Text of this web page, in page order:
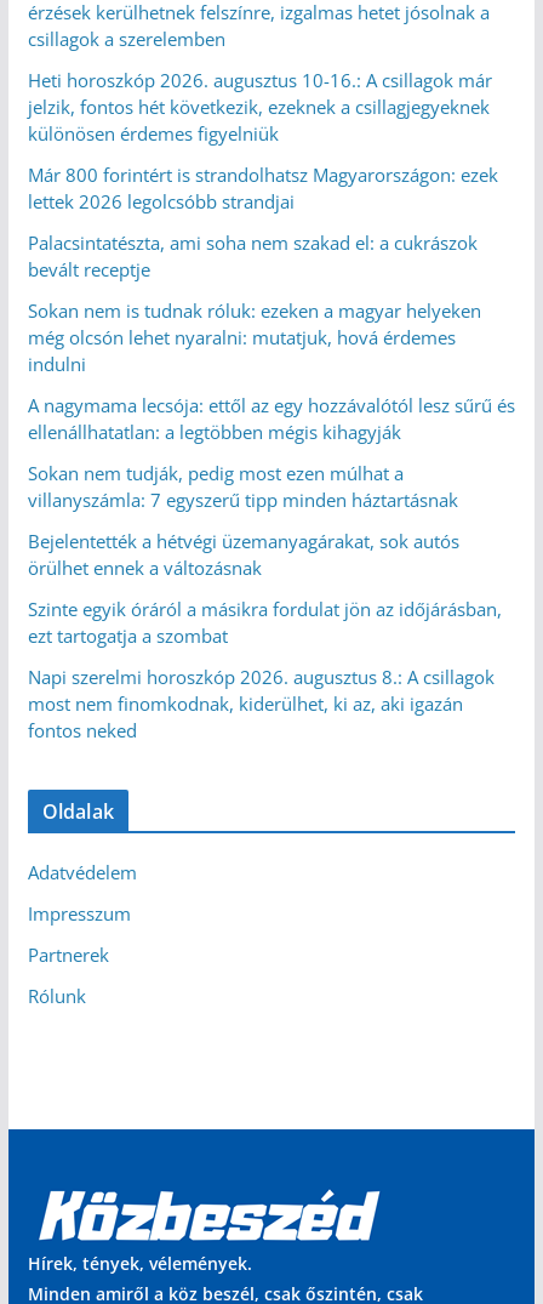
érzések kerülhetnek felszínre, izgalmas hetet jósolnak a
csillagok a szerelemben
Heti horoszkóp 2026. augusztus 10-16.: A csillagok már
jelzik, fontos hét következik, ezeknek a csillagjegyeknek
különösen érdemes figyelniük
Már 800 forintért is strandolhatsz Magyarországon: ezek
lettek 2026 legolcsóbb strandjai
Palacsintatészta, ami soha nem szakad el: a cukrászok
bevált receptje
Sokan nem is tudnak róluk: ezeken a magyar helyeken
még olcsón lehet nyaralni: mutatjuk, hová érdemes
indulni
A nagymama lecsója: ettől az egy hozzávalótól lesz sűrű és
ellenállhatatlan: a legtöbben mégis kihagyják
Sokan nem tudják, pedig most ezen múlhat a
villanyszámla: 7 egyszerű tipp minden háztartásnak
Bejelentették a hétvégi üzemanyagárakat, sok autós
örülhet ennek a változásnak
Szinte egyik óráról a másikra fordulat jön az időjárásban,
ezt tartogatja a szombat
Napi szerelmi horoszkóp 2026. augusztus 8.: A csillagok
most nem finomkodnak, kiderülhet, ki az, aki igazán
fontos neked
Oldalak
Adatvédelem
Impresszum
Partnerek
Rólunk
Hírek, tények, vélemények.
Minden amiről a köz beszél, csak őszintén, csak